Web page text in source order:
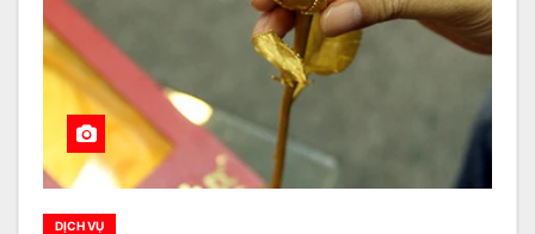
DỊCH VỤ